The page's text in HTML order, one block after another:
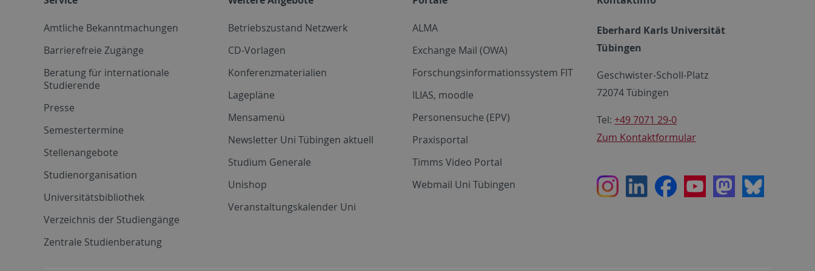
Amtliche Bekanntmachungen
Barrierefreie Zugänge
Beratung für internationale
Studierende
Presse
Semestertermine
Stellenangebote
Studienorganisation
Universitätsbibliothek
Verzeichnis der Studiengänge
Zentrale Studienberatung
Betriebszustand Netzwerk
CD-Vorlagen
Konferenzmaterialien
Lagepläne
Mensamenü
Newsletter Uni Tübingen aktuell
Studium Generale
Unishop
Veranstaltungskalender Uni
ALMA
Exchange Mail (OWA)
Forschungsinformationssystem FIT
ILIAS, moodle
Personensuche (EPV)
Praxisportal
Timms Video Portal
Webmail Uni Tübingen
Eberhard Karls Universität
Tübingen
Geschwister-Scholl-Platz
72074 Tübingen
Tel: +49 7071 29-0
Zum Kontaktformular
InstagramLinkedInFacebookYoutubeMastodon
Bluesky